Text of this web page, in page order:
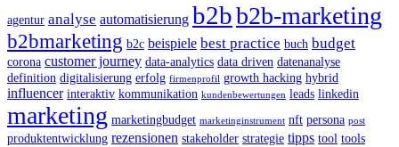
agentur analyse automatisierung b2bb2b-marketing
b2bmarketing b2c beispiele best practice buch budget
corona customer journey data-analytics data driven datenanalyse
definition digitalisierung erfolg firmenprofil growth hacking hybrid
influencer interaktiv kommunikation kundenbewertungen leads linkedin
marketing marketingbudget marketinginstrument nft persona post
produktentwicklung rezensionen stakeholder strategie tipps tool tools